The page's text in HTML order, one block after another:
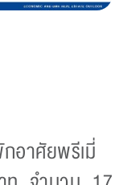
อาศัยพรีเมี่